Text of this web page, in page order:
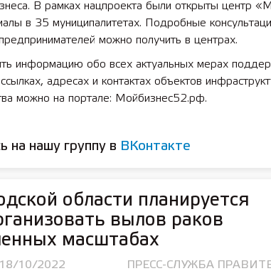
В рамках нацпроекта были открыты центр
в 35 муниципалитетах. Подробные
можно получить в центрах.
информацию обо всех актуальных мерах
адресах и контактах объектов
можно на портале: Мойбизнес52.рф.
на нашу группу в ВКонтакте
области планируется
вылов раков
масштабах
10/2022 ПРЕСС-СЛУЖБА